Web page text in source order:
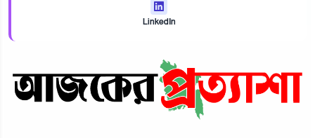
LinkedIn